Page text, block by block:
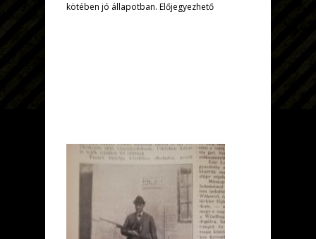
kötében jó állapotban. Előjegyezhető